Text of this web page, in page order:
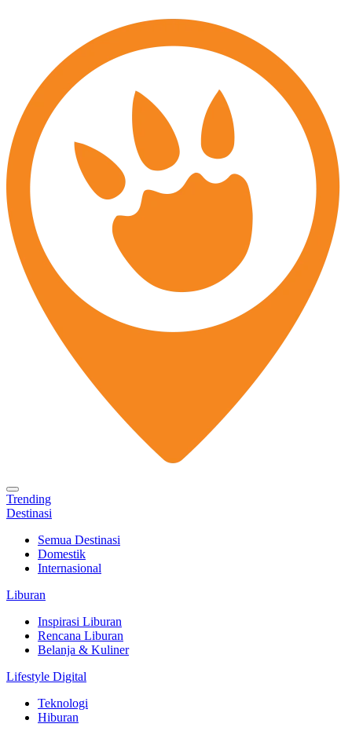
Trending
Destinasi
Semua Destinasi
Domestik
Internasional
Liburan
Inspirasi Liburan
Rencana Liburan
Belanja & Kuliner
Lifestyle Digital
Teknologi
Hiburan